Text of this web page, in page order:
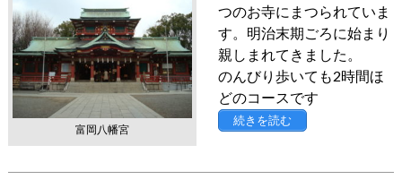
富岡八幡宮
つのお寺にまつられていま
す。明治末期ごろに始まり
親しまれてきました。
のんびり歩いても2時間ほ
どのコースです
続きを読む